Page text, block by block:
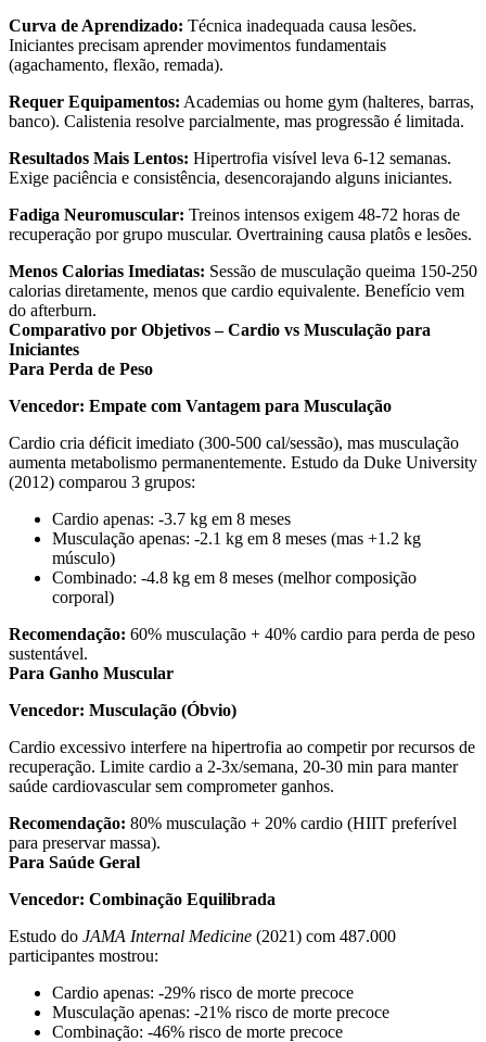
Curva de Aprendizado: Técnica inadequada causa lesões.
Iniciantes precisam aprender movimentos fundamentais
(agachamento, flexão, remada).
Requer Equipamentos: Academias ou home gym (halteres, barras,
banco). Calistenia resolve parcialmente, mas progressão é limitada.
Resultados Mais Lentos: Hipertrofia visível leva 6-12 semanas.
Exige paciência e consistência, desencorajando alguns iniciantes.
Fadiga Neuromuscular: Treinos intensos exigem 48-72 horas de
recuperação por grupo muscular. Overtraining causa platôs e lesões.
Menos Calorias Imediatas: Sessão de musculação queima 150-250
calorias diretamente, menos que cardio equivalente. Benefício vem
do afterburn.
Comparativo por Objetivos – Cardio vs Musculação para
Iniciantes
Para Perda de Peso
Vencedor: Empate com Vantagem para Musculação
Cardio cria déficit imediato (300-500 cal/sessão), mas musculação
aumenta metabolismo permanentemente. Estudo da Duke University
(2012) comparou 3 grupos:
Cardio apenas: -3.7 kg em 8 meses
Musculação apenas: -2.1 kg em 8 meses (mas +1.2 kg
músculo)
Combinado: -4.8 kg em 8 meses (melhor composição
corporal)
Recomendação: 60% musculação + 40% cardio para perda de peso
sustentável.
Para Ganho Muscular
Vencedor: Musculação (Óbvio)
Cardio excessivo interfere na hipertrofia ao competir por recursos de
recuperação. Limite cardio a 2-3x/semana, 20-30 min para manter
saúde cardiovascular sem comprometer ganhos.
Recomendação: 80% musculação + 20% cardio (HIIT preferível
para preservar massa).
Para Saúde Geral
Vencedor: Combinação Equilibrada
Estudo do JAMA Internal Medicine (2021) com 487.000
participantes mostrou:
Cardio apenas: -29% risco de morte precoce
Musculação apenas: -21% risco de morte precoce
Combinação: -46% risco de morte precoce